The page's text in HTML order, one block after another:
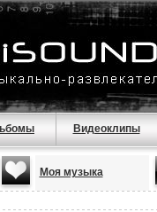
Видеоклипы
Моя музыка